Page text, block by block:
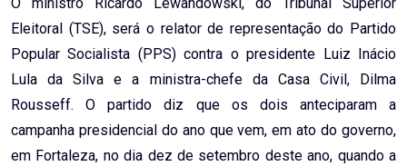
O ministro Ricardo Lewandowski, do Tribunal Superior
Eleitoral (TSE), será o relator de representação do Partido
Popular Socialista (PPS) contra o presidente Luiz Inácio
Lula da Silva e a ministra-chefe da Casa Civil, Dilma
Rousseff. O partido diz que os dois anteciparam a
campanha presidencial do ano que vem, em ato do governo,
em Fortaleza, no dia dez de setembro deste ano, quando a